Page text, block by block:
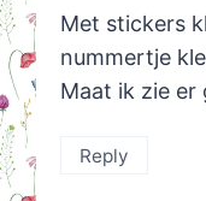
Met stickers
nummertje
Maat ik zie er
Reply